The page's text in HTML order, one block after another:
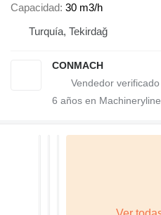
Capacidad 30 m3/h
Turquía, Tekirdağ
CONMACH
6 años en Machineryline